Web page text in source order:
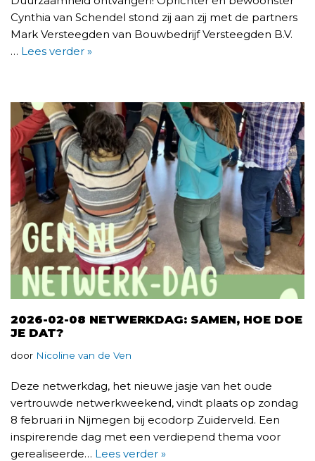
Cynthia van Schendel stond zij aan zij met de partners
Mark Versteegden van Bouwbedrijf Versteegden B.V.
… Lees verder »
2026-02-08 NETWERKDAG: SAMEN, HOE DOE
JE DAT?
door Nicoline van de Ven
Deze netwerkdag, het nieuwe jasje van het oude
vertrouwde netwerkweekend, vindt plaats op zondag
8 februari in Nijmegen bij ecodorp Zuiderveld. Een
inspirerende dag met een verdiepend thema voor
gerealiseerde… Lees verder »